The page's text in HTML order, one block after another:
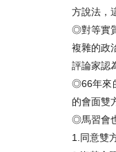
方說法，
◎對等實
複雜的政
評論家認
◎66年來
的會面雙
◎馬習會
1.同意雙